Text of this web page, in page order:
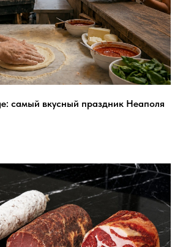
самый вкусный праздник Неаполя